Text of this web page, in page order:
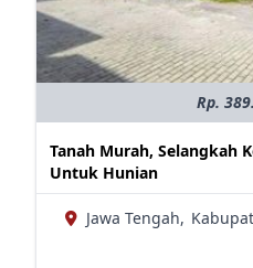
Rp.
Tanah Murah, Selangkah
Untuk Hunian
Jawa Tengah,